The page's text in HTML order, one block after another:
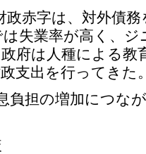
赤字は、対外債
失業率が高く、ジ
府は人種による教
支出を行ってきた
負担の増加につな